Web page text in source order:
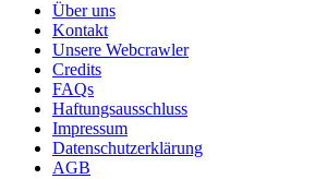
Über uns
Kontakt
Unsere Webcrawler
Credits
FAQs
Haftungsausschluss
Impressum
Datenschutzerklärung
AGB